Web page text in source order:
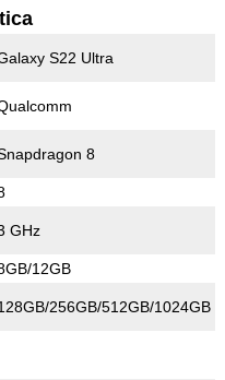
S22 Ultra
8
GHz
12GB
256GB/512GB/1024GB